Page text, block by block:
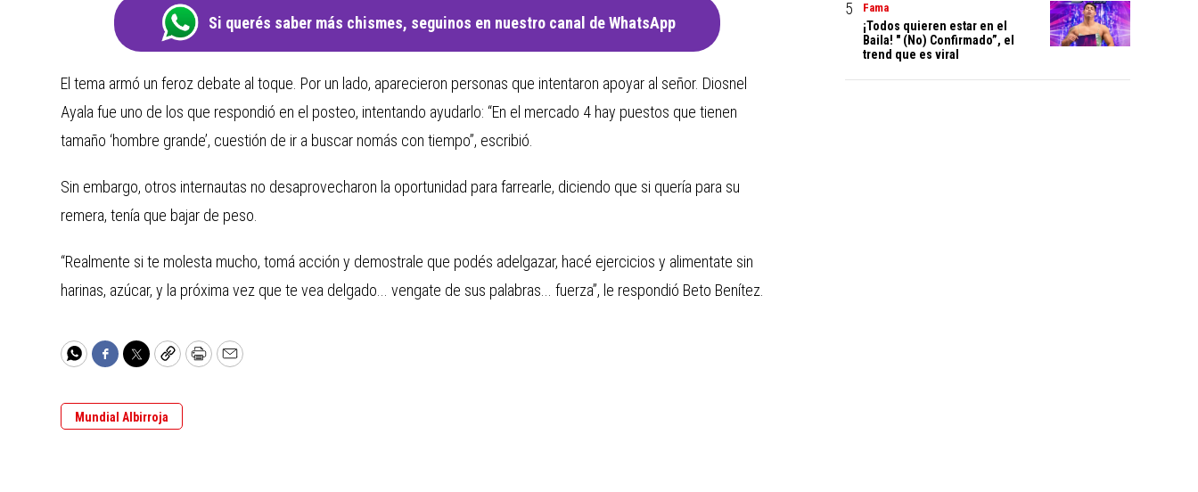
Si querés saber más chismes, seguinos en nuestro canal de WhatsApp
El tema armó un feroz debate al toque. Por un lado, aparecieron personas que intentaron apoyar al señor. Diosnel
Ayala fue uno de los que respondió en el posteo, intentando ayudarlo: “En el mercado 4 hay puestos que tienen
tamaño ‘hombre grande’, cuestión de ir a buscar nomás con tiempo”, escribió.
Sin embargo, otros internautas no desaprovecharon la oportunidad para farrearle, diciendo que si quería para su
remera, tenía que bajar de peso.
“Realmente si te molesta mucho, tomá acción y demostrale que podés adelgazar, hacé ejercicios y alimentate sin
harinas, azúcar, y la próxima vez que te vea delgado... vengate de sus palabras... fuerza”, le respondió Beto Benítez.
WhatsApp
Facebook
TwitterCopyPrintEmail
Mundial Albirroja
Fama
¡Todos quieren estar en el
Baila! " (No) Confirmado”, el
trend que es viral